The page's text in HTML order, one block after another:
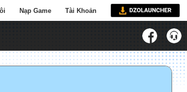
Nạp Game Tài Khoản